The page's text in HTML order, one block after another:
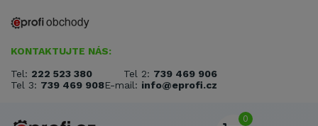
KONTAKTUJTE NÁS:
Tel: 222 523 380 Tel 2: 739 469 906
Tel 3: 739 469 908E-mail: info@eprofi.cz
0